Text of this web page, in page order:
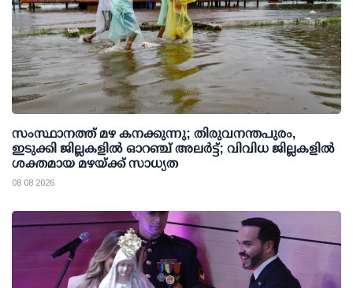
സംസ്ഥാനത്ത് മഴ കനക്കുന്നു; തിരുവനന്തപുരം,
ഇടുക്കി ജില്ലകളിൽ ഓറഞ്ച് അലർട്ട്; വിവിധ ജില്ലകളിൽ
ശക്തമായ മഴയ്ക്ക് സാധ്യത
08 08 2026